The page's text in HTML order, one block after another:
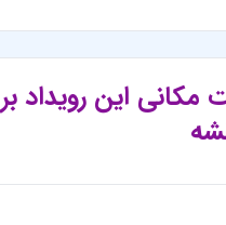
مکانی این رویداد بر